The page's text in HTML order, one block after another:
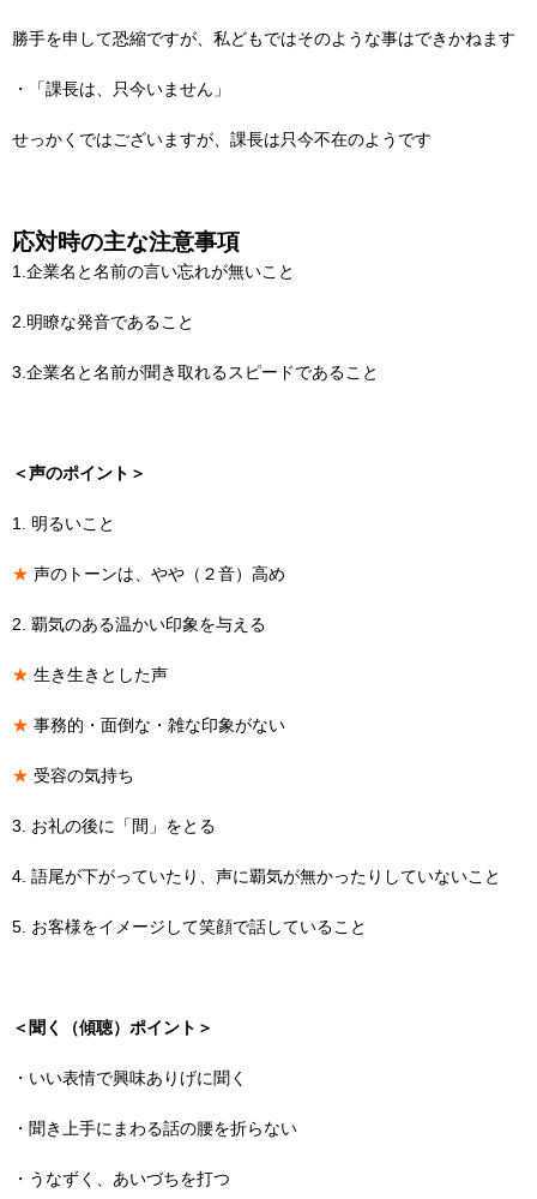
勝手を申して恐縮ですが、私どもではそのような事はできかねます
・「課長は、只今いません」
せっかくではございますが、課長は只今不在のようです
応対時の主な注意事項
1.企業名と名前の言い忘れが無いこと
2.明瞭な発音であること
3.企業名と名前が聞き取れるスピードであること
＜声のポイント＞
1. 明るいこと
★ 声のトーンは、やや（２音）高め
2. 覇気のある温かい印象を与える
★ 生き生きとした声
★ 事務的・面倒な・雑な印象がない
★ 受容の気持ち
3. お礼の後に「間」をとる
4. 語尾が下がっていたり、声に覇気が無かったりしていないこと
5. お客様をイメージして笑顔で話していること
＜聞く（傾聴）ポイント＞
・いい表情で興味ありげに聞く
・聞き上手にまわる話の腰を折らない
・うなずく、あいづちを打つ